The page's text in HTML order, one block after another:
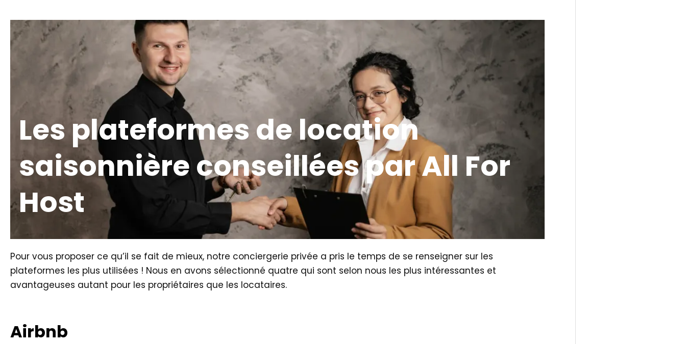
Les plateformes de location
saisonnière conseillées par All For
Host
Pour vous proposer ce qu’il se fait de mieux, notre conciergerie privée a pris le temps de se renseigner sur les
plateformes les plus utilisées ! Nous en avons sélectionné quatre qui sont selon nous les plus intéressantes et
avantageuses autant pour les propriétaires que les locataires.
Airbnb